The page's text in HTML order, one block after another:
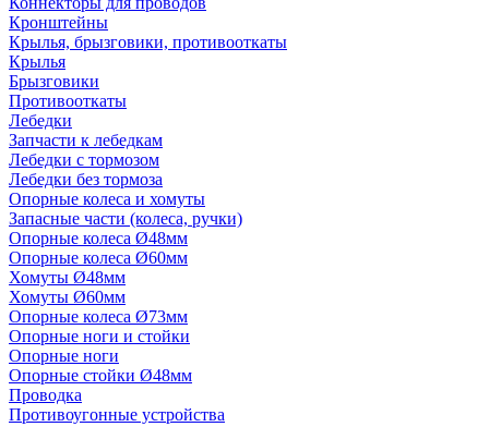
Кронштейны
Крылья, брызговики, противооткаты
Крылья
Брызговики
Противооткаты
Лебедки
Запчасти к лебедкам
Лебедки с тормозом
Лебедки без тормоза
Опорные колеса и хомуты
Запасные части (колеса, ручки)
Опорные колеса Ø48мм
Опорные колеса Ø60мм
Хомуты Ø48мм
Хомуты Ø60мм
Опорные колеса Ø73мм
Опорные ноги и стойки
Опорные ноги
Опорные стойки Ø48мм
Проводка
Противоугонные устройства